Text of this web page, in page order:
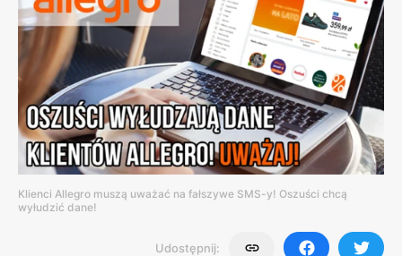
Klienci Allegro muszą uważać na fałszywe SMS-y! Oszuści chcą
wyłudzić dane!
Udostępnij: